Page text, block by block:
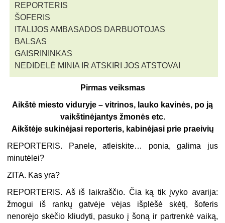
REPORTERIS
ŠOFERIS
ITALIJOS AMBASADOS DARBUOTOJAS
BALSAS
GAISRININKAS
NEDIDELĖ MINIA IR ATSKIRI JOS ATSTOVAI
Pirmas veiksmas
Aikštė miesto viduryje – vitrinos, lauko kavinės, po ją
vaikštinėjantys žmonės etc.
Aikštėje sukinėjasi reporteris, kabinėjasi prie praeivių
REPORTERIS. Panele, atleiskite… ponia, galima jus
minutėlei?
ZITA. Kas yra?
REPORTERIS. Aš iš laikraščio. Čia ką tik įvyko avarija:
žmogui iš rankų gatvėje vėjas išplėšė skėtį, šoferis
nenorėjo skėčio kliudyti, pasuko į šoną ir partrenkė vaiką,